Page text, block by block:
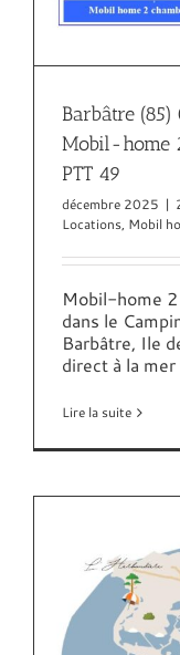
Barbâtre
Mobil-home
PTT 49
décembre 2025 |
Locations, Mobil
Mobil-home
dans le
Barbâtre, Ile
direct à la
Lire la suite